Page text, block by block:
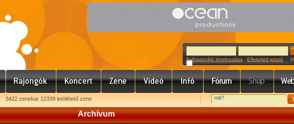
Felhasználó létrehozása Elfelejtett jelszó
3422 zenekar 12339 letölthető zene
Archívum